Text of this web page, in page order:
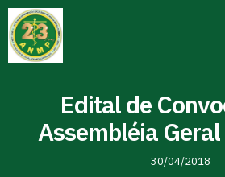
Edital de
Assembléia
30/04/2018